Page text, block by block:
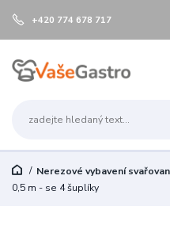
+420 774 678 717
Nerezové vybavení
0,5 m - se 4 šuplíky